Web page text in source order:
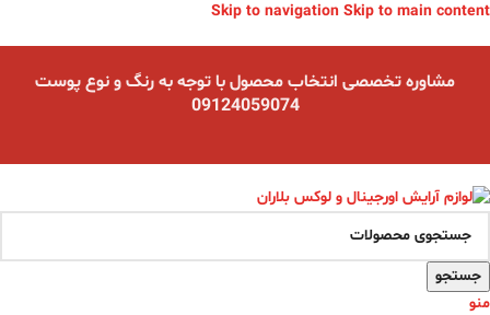
Skip to navigation Skip to main content
مشاوره تخصصی انتخاب محصول با توجه به رنگ و نوع پوست
09124059074
جستجو
منو